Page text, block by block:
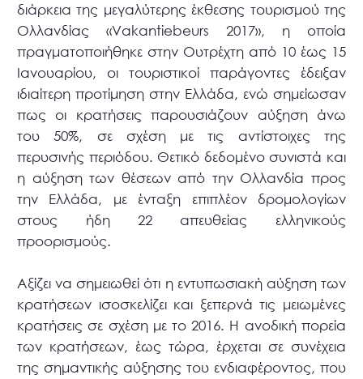
διάρκεια της μεγαλύτερης έκθεσης τουρισμού της
Ολλανδίας «Vakantiebeurs 2017», η οποία
πραγματοποιήθηκε στην Ουτρέχτη από 10 έως 15
Ιανουαρίου, οι τουριστικοί παράγοντες έδειξαν
ιδιαίτερη προτίμηση στην Ελλάδα, ενώ σημείωσαν
πως οι κρατήσεις παρουσιάζουν αύξηση άνω
του 50%, σε σχέση με τις αντίστοιχες της
περυσινής περιόδου. Θετικό δεδομένο συνιστά και
η αύξηση των θέσεων από την Ολλανδία προς
την Ελλάδα, με ένταξη επιπλέον δρομολογίων
στους ήδη 22 απευθείας ελληνικούς
προορισμούς.
Αξίζει να σημειωθεί ότι η εντυπωσιακή αύξηση των
κρατήσεων ισοσκελίζει και ξεπερνά τις μειωμένες
κρατήσεις σε σχέση με το 2016. Η ανοδική πορεία
των κρατήσεων, έως τώρα, έρχεται σε συνέχεια
της σημαντικής αύξησης του ενδιαφέροντος, που